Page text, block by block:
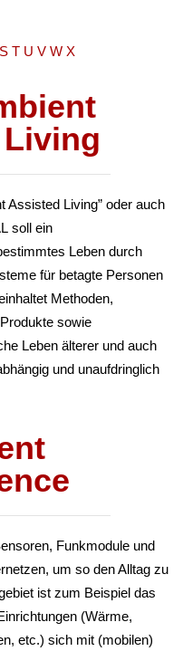
S T U V W X
Assisted Living” oder auch
soll ein
Leben durch
für betagte Personen
Methoden,
sowie
Leben älterer und auch
und unaufdringlich
Funkmodule und
um so den Alltag zu
ist zum Beispiel das
(Wärme,
etc.) sich mit (mobilen)